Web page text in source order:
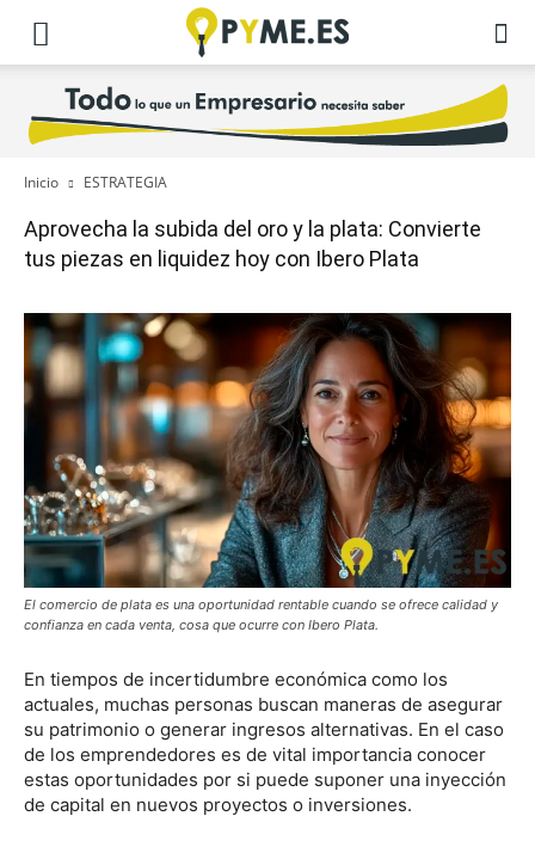
Inicio ESTRATEGIA
Aprovecha la subida del oro y la plata: Convierte
tus piezas en liquidez hoy con Ibero Plata
El comercio de plata es una oportunidad rentable cuando se ofrece calidad y
confianza en cada venta, cosa que ocurre con Ibero Plata.
En tiempos de incertidumbre económica como los
actuales, muchas personas buscan maneras de asegurar
su patrimonio o generar ingresos alternativas. En el caso
de los emprendedores es de vital importancia conocer
estas oportunidades por si puede suponer una inyección
de capital en nuevos proyectos o inversiones.